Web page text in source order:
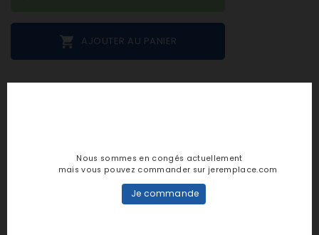
 AJOUTER AU PANIER
dans cette langueNous sommes en congés actuellement
mais vous pouvez commander sur jeremplace.com
Je commande